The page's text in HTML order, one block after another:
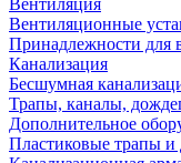
Вентиляция
Вентиляционные
Принадлежности для
Канализация
Бесшумная
Трапы, каналы,
Дополнительное
Пластиковые трапы